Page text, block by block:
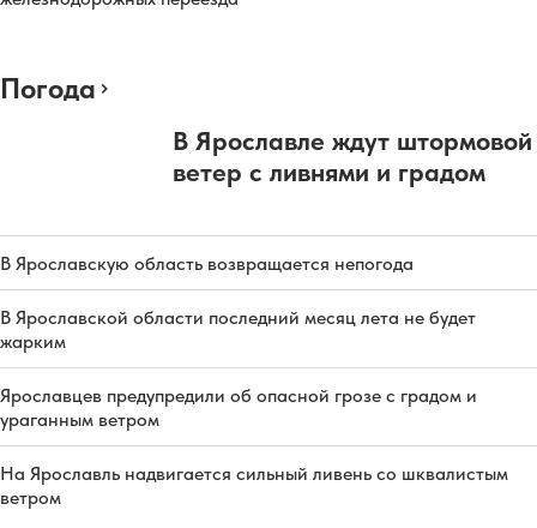
Погода
В Ярославле ждут штормовой
ветер с ливнями и градом
В Ярославскую область возвращается непогода
В Ярославской области последний месяц лета не будет
жарким
Ярославцев предупредили об опасной грозе с градом и
ураганным ветром
На Ярославль надвигается сильный ливень со шквалистым
ветром